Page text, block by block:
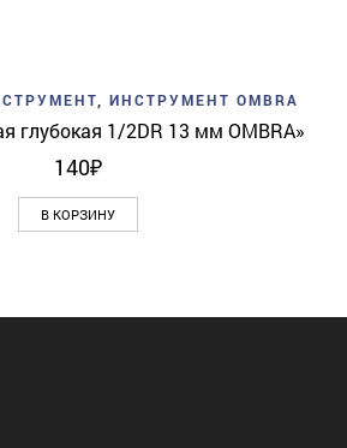
ИНСТРУМЕНТ OMBRA
глубокая 1/2DR 13 мм OMBRA»
140₽
В КОРЗИНУ